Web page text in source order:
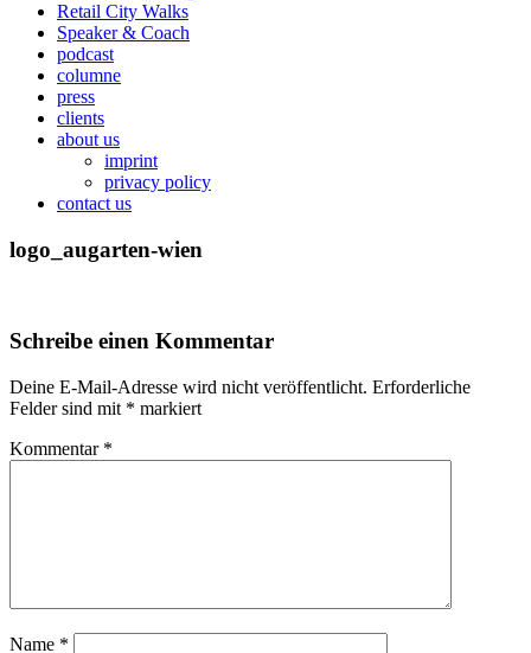
Retail City Walks
Speaker & Coach
podcast
columne
press
clients
about us
imprint
privacy policy
contact us
logo_augarten-wien
Schreibe einen Kommentar
Deine E-Mail-Adresse wird nicht veröffentlicht. Erforderliche
Felder sind mit * markiert
Kommentar *
Name *